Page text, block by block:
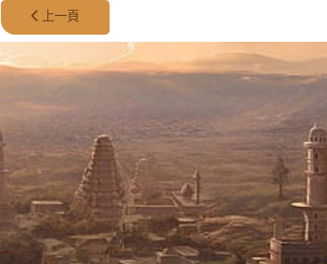
上一篇文章: 第 378 集 - 3 件開不到 File 的案件
上一頁